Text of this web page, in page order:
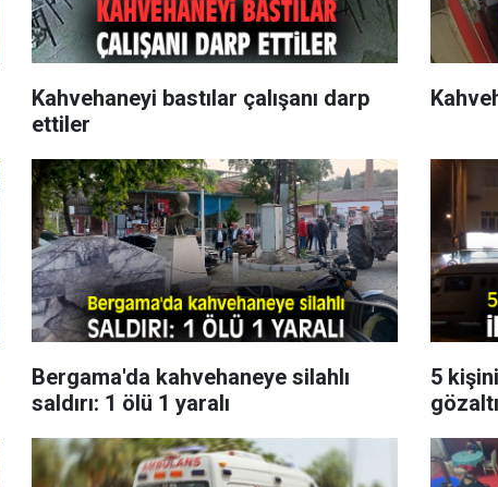
Kahvehaneyi bastılar çalışanı darp
ettiler
Bergama'da kahvehaneye silahlı
saldırı: 1 ölü 1 yaralı
5